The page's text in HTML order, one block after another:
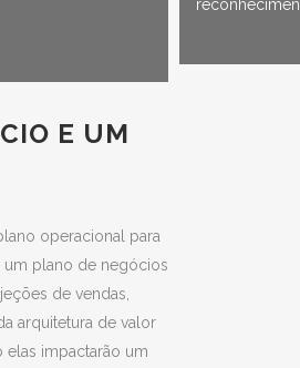
E UM
operacional para
um plano de negócios
de vendas,
arquitetura de valor
impactarão um